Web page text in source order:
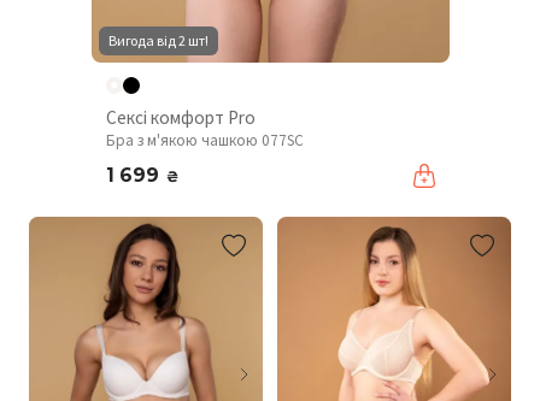
Вигода від 2 шт!
Сексі комфорт Pro
Бра з м'якою чашкою 077SC
1 699 ₴